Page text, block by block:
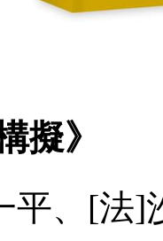
擬》
、 [法]